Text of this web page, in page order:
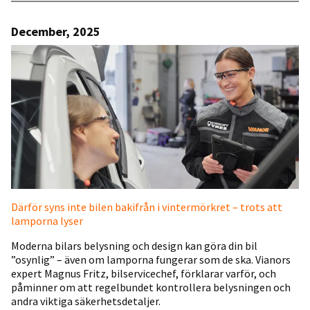
December, 2025
Därför syns inte bilen bakifrån i vintermörkret – trots att
lamporna lyser
Moderna bilars belysning och design kan göra din bil
”osynlig” – även om lamporna fungerar som de ska. Vianors
expert Magnus Fritz, bilservicechef, förklarar varför, och
påminner om att regelbundet kontrollera belysningen och
andra viktiga säkerhetsdetaljer.